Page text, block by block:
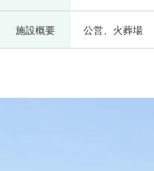
施設概要 公営、火葬場